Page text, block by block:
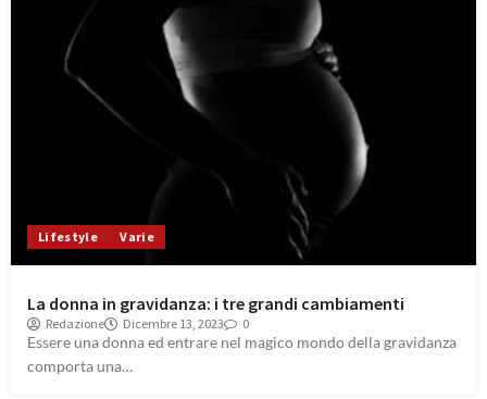
Lifestyle Varie
La donna in gravidanza: i tre grandi cambiamenti
Redazione Dicembre 13, 2023 0
Essere una donna ed entrare nel magico mondo della gravidanza
comporta una…